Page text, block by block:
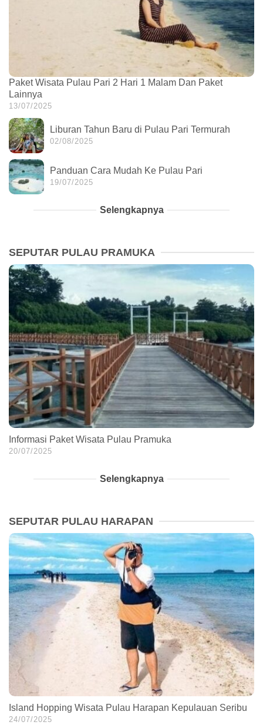
Paket Wisata Pulau Pari 2 Hari 1 Malam Dan Paket
Lainnya
13/07/2025
Liburan Tahun Baru di Pulau Pari Termurah
02/08/2025
Panduan Cara Mudah Ke Pulau Pari
19/07/2025
Selengkapnya
SEPUTAR PULAU PRAMUKA
Informasi Paket Wisata Pulau Pramuka
20/07/2025
Selengkapnya
SEPUTAR PULAU HARAPAN
Island Hopping Wisata Pulau Harapan Kepulauan Seribu
24/07/2025